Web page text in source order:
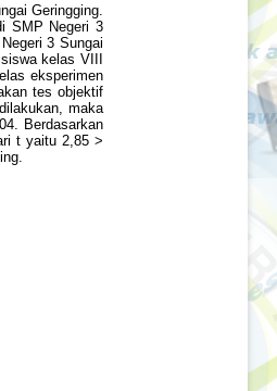
Geringging.
SMP Negeri 3
3 Sungai
kelas VIII
eksperimen
tes objektif
maka
Berdasarkan
t yaitu 2,85 >